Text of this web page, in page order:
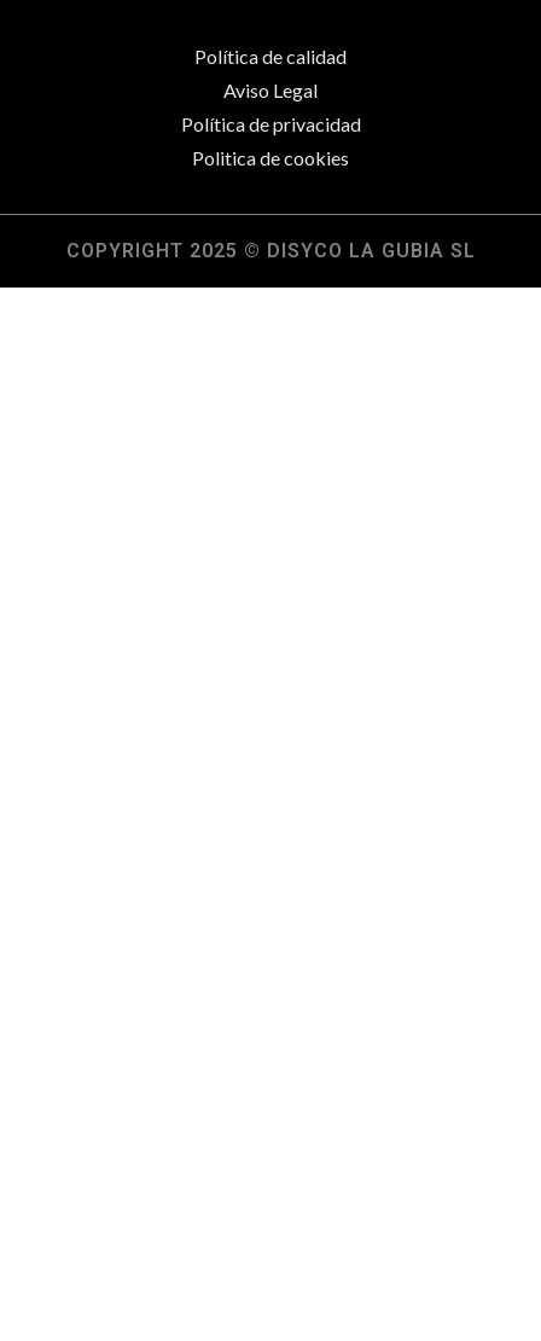
Política de calidad
Aviso Legal
Política de privacidad
Politica de cookies
COPYRIGHT 2025 © DISYCO LA GUBIA SL